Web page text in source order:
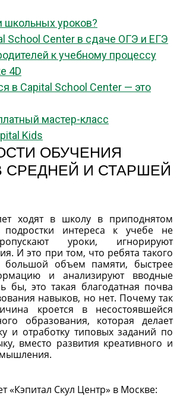
школьных уроков?
School Center в сдаче ОГЭ и ЕГЭ
к учебному процессу
4D
в Capital School Center — это
мастер-класс
Kids
ОБУЧЕНИЯ
СРЕДНЕЙ И СТАРШЕЙ
ходят в школу в приподнятом
подростки интереса к учебе не
уроки, игнорируют
И это при том, что ребята такого
большой объем памяти, быстрее
и анализируют вводные
бы, это такая благодатная почва
навыков, но нет. Почему так
кроется в несостоявшейся
образования, которая делает
и отработку типовых заданий по
вместо развития креативного и
«Кэпитал Скул Центр» в Москве: